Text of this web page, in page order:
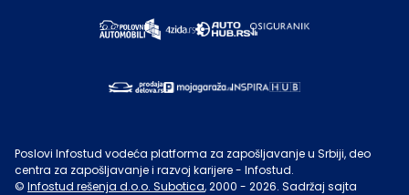
Poslovi Infostud vodeća platforma za zapošljavanje u Srbiji, deo
centra za zapošljavanje i razvoj karijere - Infostud.
© Infostud rešenja d.o.o. Subotica, 2000 - 2026. Sadržaj sajta